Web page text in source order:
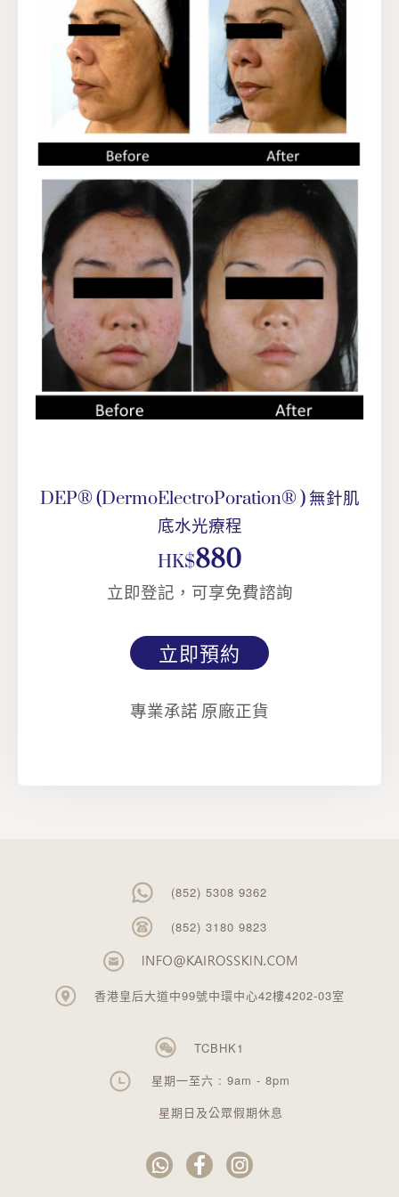
DEP® (DermoElectroPoration® ) 無針肌
底水光療程
HK$880
立即登記，可享免費諮詢
立即預約
專業承諾 原廠正貨
(852) 5308 9362
(852) 3180 9823
香港皇后大道中99號中環中心42樓4202-03室
TCBHK1
星期一至六 : 9am - 8pm
星期日及公眾假期休息